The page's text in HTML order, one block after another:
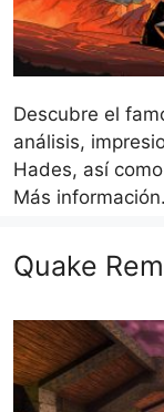
Descubre el
análisis,
Hades, así
Más información.
Quake